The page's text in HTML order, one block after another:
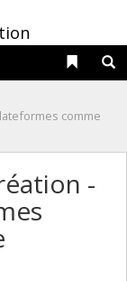
Liens
comme
-